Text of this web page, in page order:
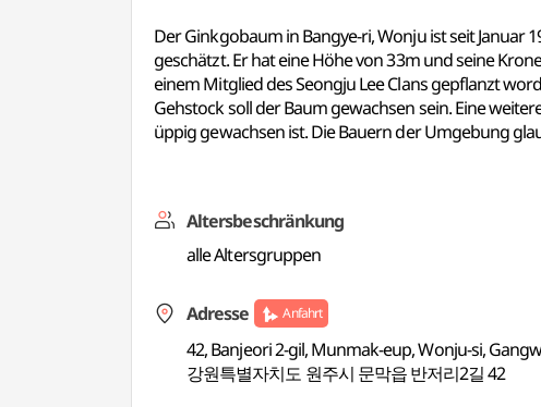
Der Ginkgobaum in Bangye-ri, Wonju ist seit Januar
geschätzt. Er hat eine Höhe von 33m und seine
einem Mitglied des Seongju Lee Clans gepflanzt
Gehstock soll der Baum gewachsen sein. Eine
üppig gewachsen ist. Die Bauern der Umgebung
Altersbeschränkung
alle Altersgruppen
Adresse Anfahrt
42, Banjeori 2-gil, Munmak-eup, Wonju-si,
강원특별자치도 원주시 문막읍 반저리2길 42